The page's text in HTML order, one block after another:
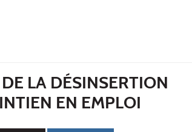
LA DÉSINSERTION
EN EMPLOI